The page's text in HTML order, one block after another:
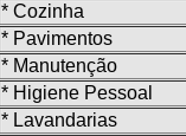
* Cozinha
* Pavimentos
* Manutenção
* Higiene Pessoal
* Lavandarias